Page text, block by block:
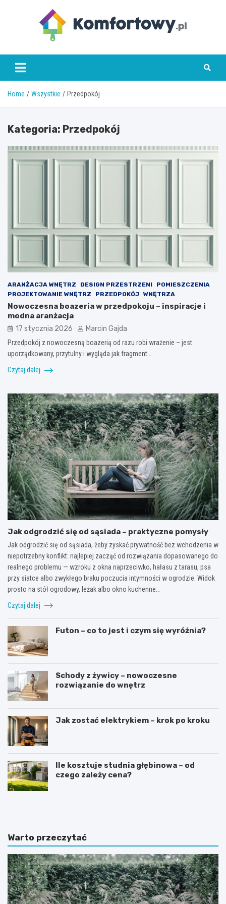
komfortowy.pl
Home Wszystkie Przedpokój
Kategoria: Przedpokój
ARANŻACJA WNĘTRZ DESIGN PRZESTRZENI
POMIESZCZENIA
PROJEKTOWANIE WNĘTRZ
PRZEDPOKÓJ WNĘTRZA
Nowoczesna boazeria w przedpokoju – inspiracje i
modna aranżacja
17 stycznia 2026 Marcin Gajda
Przedpokój z nowoczesną boazerią od razu robi wrażenie – jest
uporządkowany, przytulny i wygląda jak fragment…
Czytaj dalej
Jak odgrodzić się od sąsiada – praktyczne pomysły
Jak odgrodzić się od sąsiada, żeby zyskać prywatność bez wchodzenia w
niepotrzebny konflikt: najlepiej zacząć od rozwiązania dopasowanego do
realnego problemu — wzroku z okna naprzeciwko, hałasu z tarasu, psa
przy siatce albo zwykłego braku poczucia intymności w ogrodzie. Widok
prosto na stół ogrodowy, leżak albo okno kuchenne…
Czytaj dalej
Futon – co to jest i czym się wyróżnia?
Schody z żywicy – nowoczesne
rozwiązanie do wnętrz
Jak zostać elektrykiem – krok po kroku
Ile kosztuje studnia głębinowa – od
czego zależy cena?
J
p
ł
y
t
k
i
g
J
b
r
a
ć
i
d
e
Warto przeczytać